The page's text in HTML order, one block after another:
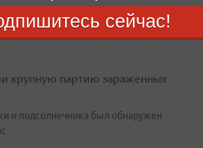
крупную партию зараженных
и подсолнечника был обнаружен
сейчас!